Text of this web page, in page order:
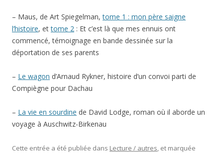
– Maus, de Art Spiegelman,tome 1 : mon père saigne
l’histoire, ettome 2 : Et c’est là que mes ennuis ont
commencé, témoignage en bande dessinée sur la
déportation de ses parents
– Le wagon d’Arnaud Rykner, histoire d’un convoi parti de
Compiègne pour Dachau
– La vie en sourdine de David Lodge, roman où il aborde un
voyage à Auschwitz-Birkenau
Cette entrée a été publiée dans Lecture / autres, et marquée